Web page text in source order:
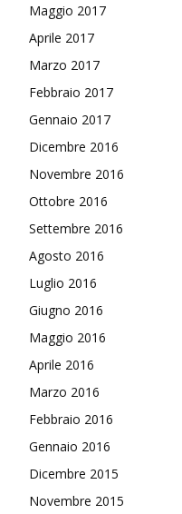
Maggio 2017
Aprile 2017
Marzo 2017
Febbraio 2017
Gennaio 2017
Dicembre 2016
Novembre 2016
Ottobre 2016
Settembre 2016
Agosto 2016
Luglio 2016
Giugno 2016
Maggio 2016
Aprile 2016
Marzo 2016
Febbraio 2016
Gennaio 2016
Dicembre 2015
Novembre 2015